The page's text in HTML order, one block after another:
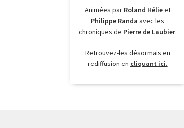
Animées par Roland Hélieet
Philippe Randa avec les
chroniques de Pierre de Laubier.
Retrouvez-les désormais en
rediffusion en cliquant ici.